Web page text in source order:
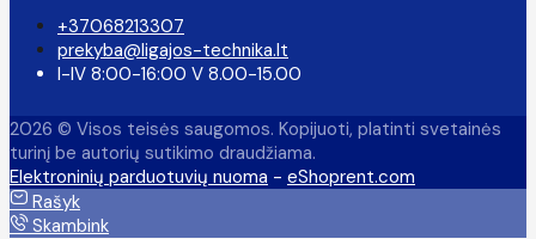
+37068213307
prekyba@ligajos-technika.lt
I-IV 8:00-16:00 V 8.00-15.00
2026 © Visos teisės saugomos. Kopijuoti, platinti svetainės
turinį be autorių sutikimo draudžiama.
Elektroninių parduotuvių nuoma - eShoprent.com
Rašyk
Skambink